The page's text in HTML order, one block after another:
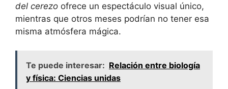
del cerezo ofrece un espectáculo visual único,
mientras que otros meses podrían no tener esa
misma atmósfera mágica.
Te puede interesar: Relación entre biología
y física: Ciencias unidas